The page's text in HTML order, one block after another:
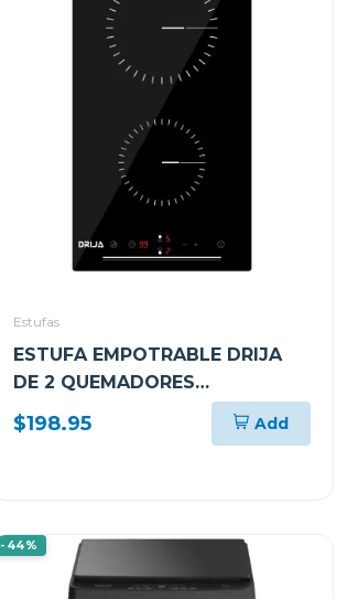
Estufas
ESTUFA EMPOTRABLE DRIJA
DE 2 QUEMADORES
ELÉCTRICOS ALEMANIA30
$198.95 Add
-44%